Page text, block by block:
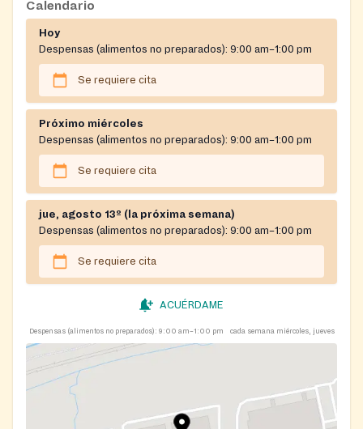
Calendario
Hoy
Despensas (alimentos no preparados): 9:00 am–1:00 pm
Se requiere cita
Próximo miércoles
Despensas (alimentos no preparados): 9:00 am–1:00 pm
Se requiere cita
jue, agosto 13º (la próxima semana)
Despensas (alimentos no preparados): 9:00 am–1:00 pm
Se requiere cita
ACUÉRDAME
Despensas (alimentos no preparados): 9:00 am–1:00 pm cada semana miércoles, jueves